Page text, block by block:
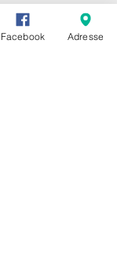
Facebook Adresse